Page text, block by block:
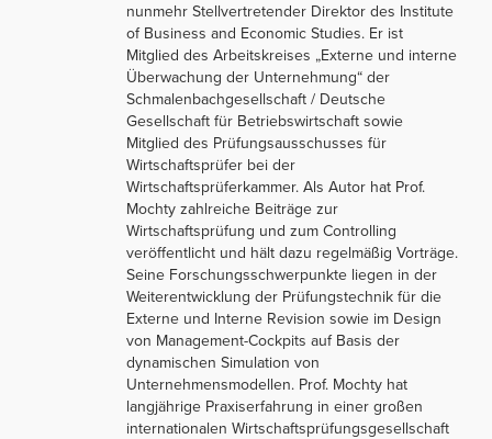
nunmehr Stellvertretender Direktor des Institute
of Business and Economic Studies. Er ist
Mitglied des Arbeitskreises „Externe und interne
Überwachung der Unternehmung“ der
Schmalenbachgesellschaft / Deutsche
Gesellschaft für Betriebswirtschaft sowie
Mitglied des Prüfungsausschusses für
Wirtschaftsprüfer bei der
Wirtschaftsprüferkammer. Als Autor hat Prof.
Mochty zahlreiche Beiträge zur
Wirtschaftsprüfung und zum Controlling
veröffentlicht und hält dazu regelmäßig Vorträge.
Seine Forschungsschwerpunkte liegen in der
Weiterentwicklung der Prüfungstechnik für die
Externe und Interne Revision sowie im Design
von Management-Cockpits auf Basis der
dynamischen Simulation von
Unternehmensmodellen. Prof. Mochty hat
langjährige Praxiserfahrung in einer großen
internationalen Wirtschaftsprüfungsgesellschaft